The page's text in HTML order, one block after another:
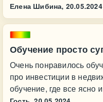
Елена Шибина, 20.05.2024
Обучение просто
Очень понравилось
про инвестиции в
обучение, где все ясно